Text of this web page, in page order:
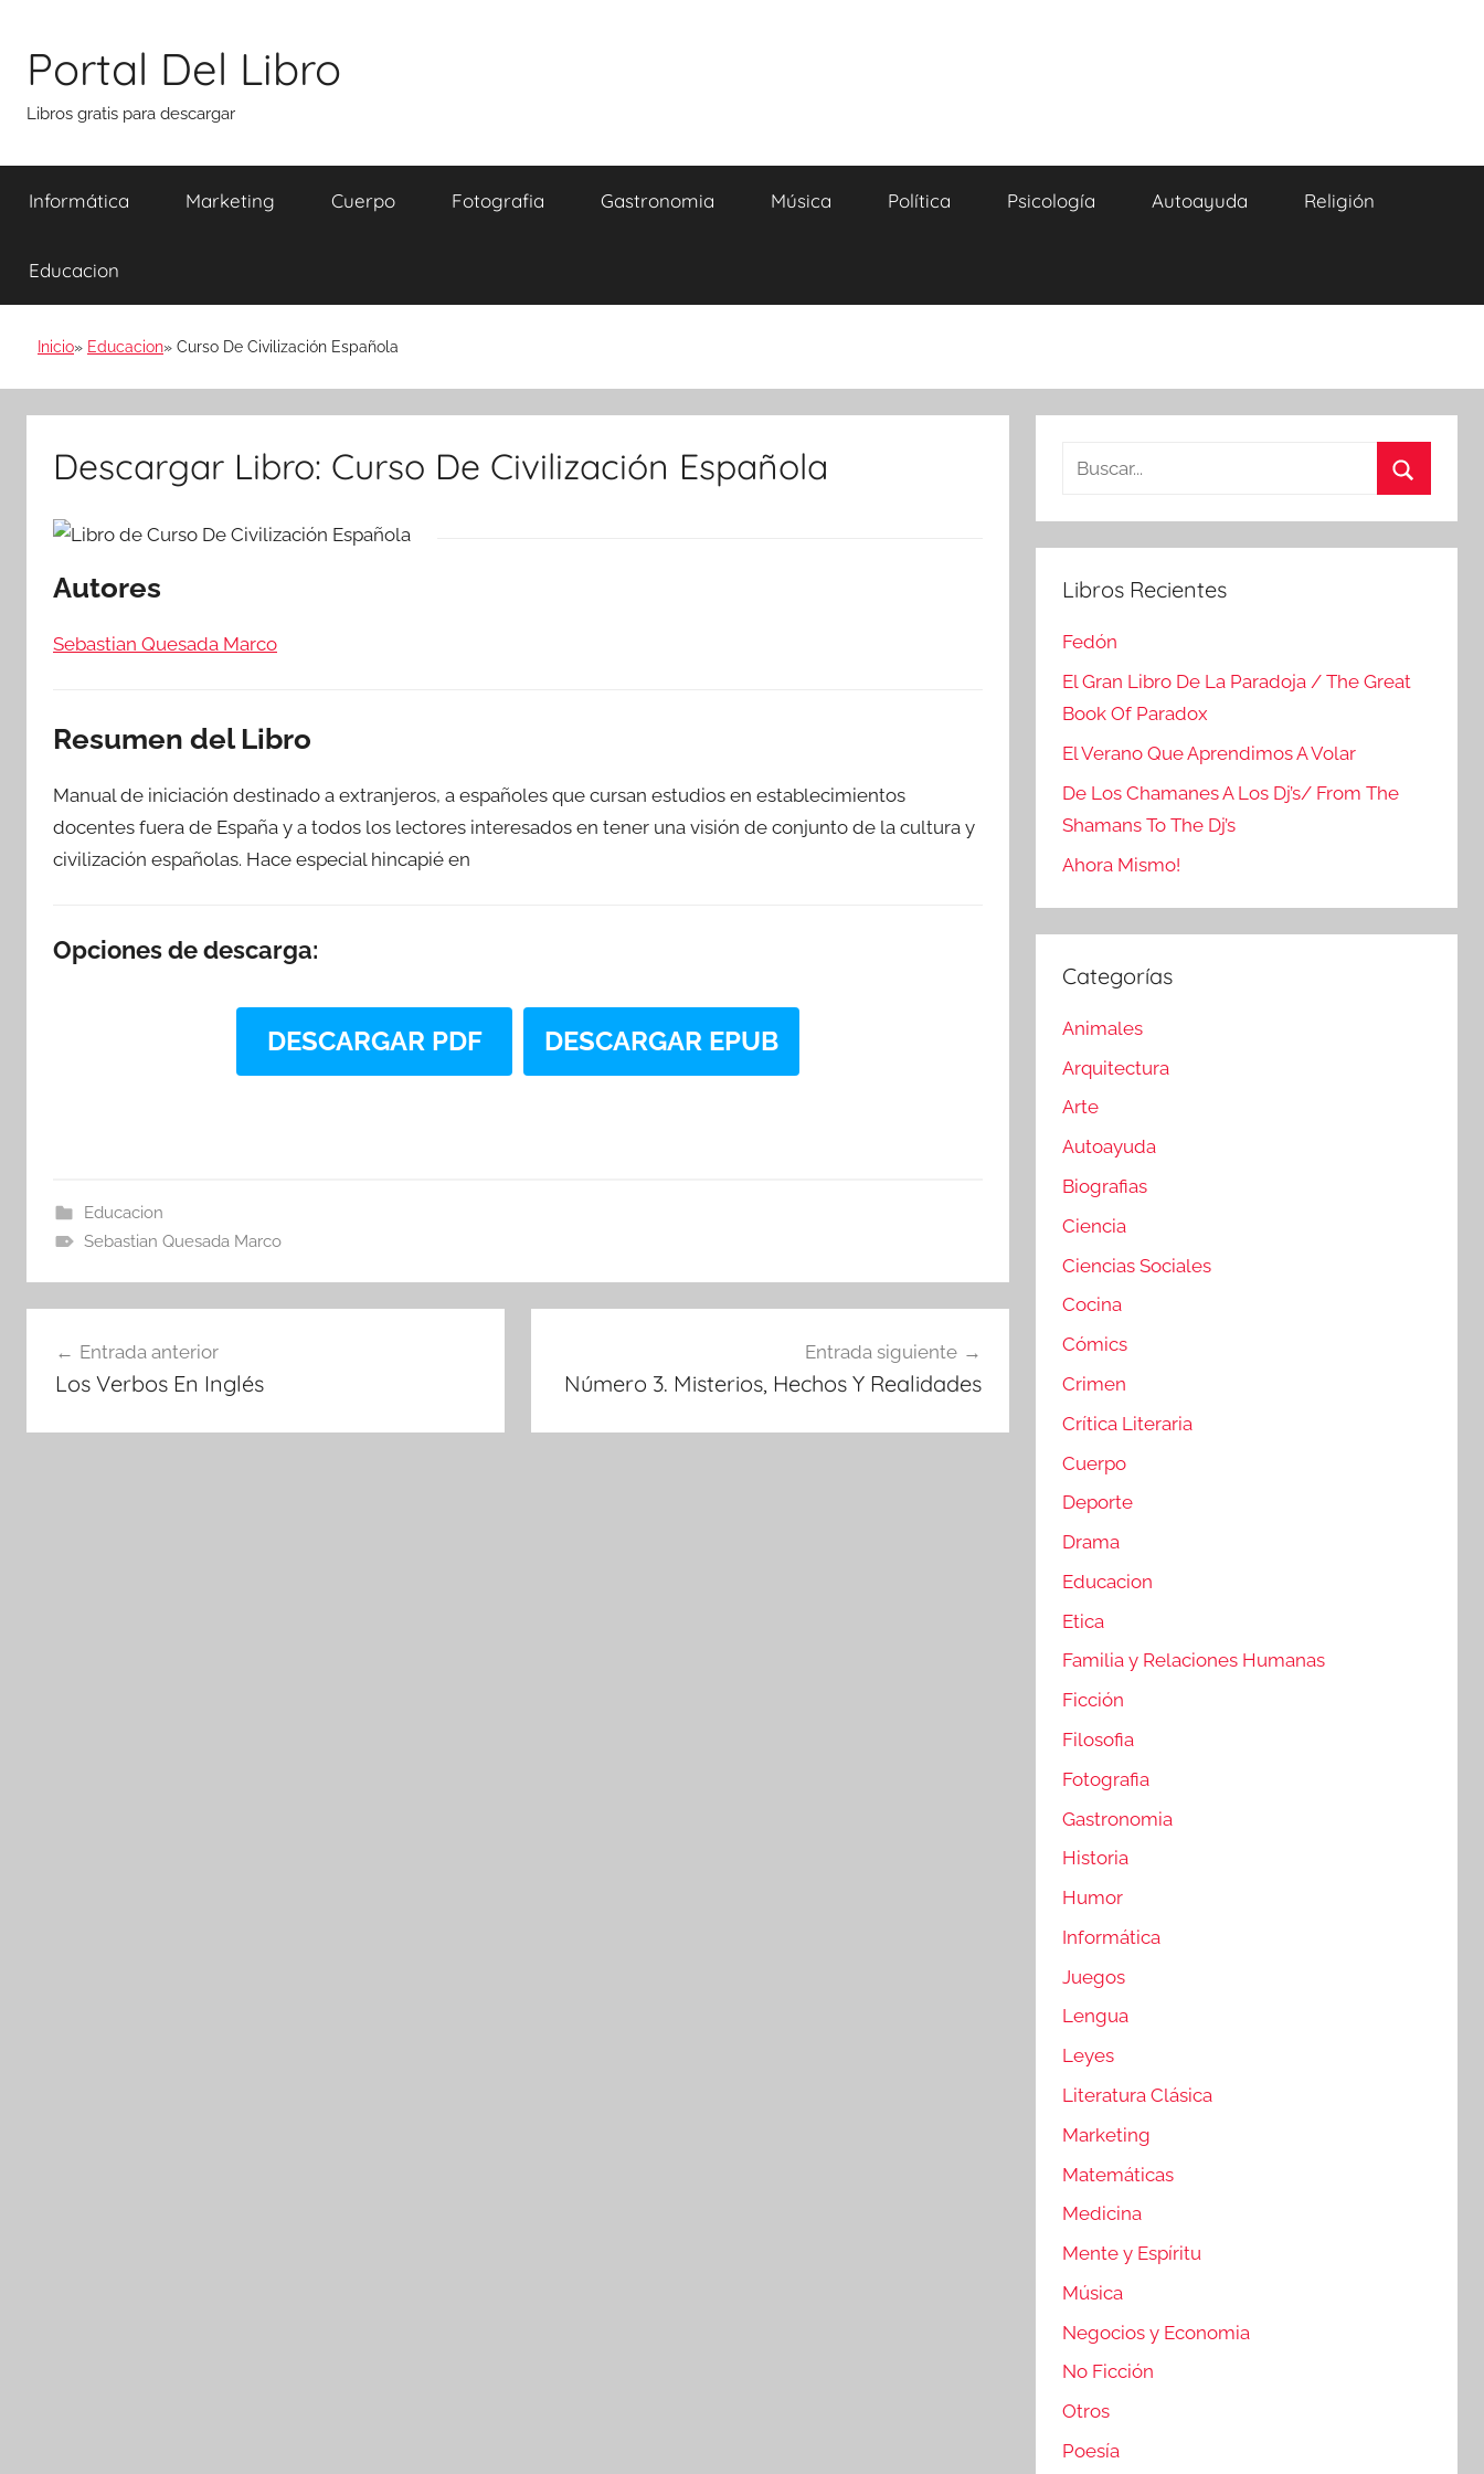
contenido
Portal Del Libro
Libros gratis para descargar
Informática Marketing Cuerpo Fotografia Gastronomia Música Política Psicología Autoayuda Religión
Educacion
Inicio Educacion Curso De Civilización Española
Descargar Libro: Curso De Civilización Española
Autores
Sebastian Quesada Marco
Resumen del Libro
Manual de iniciación destinado a extranjeros, a españoles que cursan estudios en establecimientos
docentes fuera de España y a todos los lectores interesados en tener una visión de conjunto de la cultura y
civilización españolas. Hace especial hincapié en
Opciones de descarga:
DESCARGAR PDF DESCARGAR EPUB
Educacion
Sebastian Quesada Marco
de
Entrada anterior
Los Verbos En Inglés
Entrada siguiente
Número 3. Misterios, Hechos Y Realidades
Buscar:
Libros Recientes
Fedón
El Gran Libro De La Paradoja / The Great
Book Of Paradox
El Verano Que Aprendimos A Volar
De Los Chamanes A Los Dj’s/ From The
Shamans To The Dj’s
Ahora Mismo!
Categorías
Animales
Arquitectura
Arte
Autoayuda
Biografias
Ciencia
Ciencias Sociales
Cocina
Cómics
Crimen
Crítica Literaria
Cuerpo
Deporte
Drama
Educacion
Etica
Familia y Relaciones Humanas
Ficción
Filosofia
Fotografia
Gastronomia
Historia
Humor
Informática
Juegos
Lengua
Leyes
Literatura Clásica
Marketing
Matemáticas
Medicina
Mente y Espíritu
Música
Negocios y Economia
No Ficción
Otros
Poesía